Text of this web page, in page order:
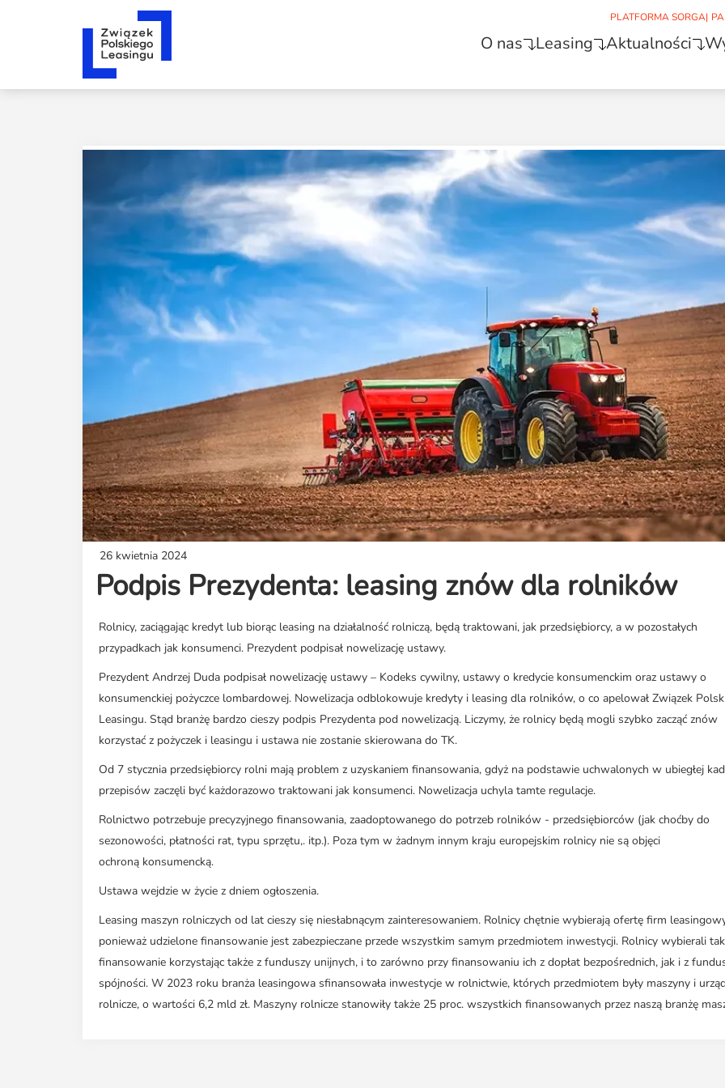
PLATFORMA SORGA|
O nas Leasing Aktualności
26 kwietnia 2024
Podpis Prezydenta: leasing znów dla rolników
Rolnicy, zaciągając kredyt lub biorąc leasing na działalność rolniczą, będą traktowani, jak przedsiębiorcy, a w pozostałych
przypadkach jak konsumenci. Prezydent podpisał nowelizację ustawy.
Prezydent Andrzej Duda podpisał nowelizację ustawy – Kodeks cywilny, ustawy o kredycie konsumenckim oraz ustawy o
konsumenckiej pożyczce lombardowej. Nowelizacja odblokowuje kredyty i leasing dla rolników, o co apelował Związek
Leasingu. Stąd branżę bardzo cieszy podpis Prezydenta pod nowelizacją. Liczymy, że rolnicy będą mogli szybko zacząć znów
korzystać z pożyczek i leasingu i ustawa nie zostanie skierowana do TK.
Od 7 stycznia przedsiębiorcy rolni mają problem z uzyskaniem finansowania, gdyż na podstawie uchwalonych w ubiegłej
przepisów zaczęli być każdorazowo traktowani jak konsumenci. Nowelizacja uchyla tamte regulacje.
Rolnictwo potrzebuje precyzyjnego finansowania, zaadoptowanego do potrzeb rolników - przedsiębiorców (jak choćby do
sezonowości, płatności rat, typu sprzętu,. itp.). Poza tym w żadnym innym kraju europejskim rolnicy nie są objęci
ochroną konsumencką.
Ustawa wejdzie w życie z dniem ogłoszenia.
Leasing maszyn rolniczych od lat cieszy się niesłabnącym zainteresowaniem. Rolnicy chętnie wybierają ofertę firm
ponieważ udzielone finansowanie jest zabezpieczane przede wszystkim samym przedmiotem inwestycji. Rolnicy wybierali
finansowanie korzystając także z funduszy unijnych, i to zarówno przy finansowaniu ich z dopłat bezpośrednich, jak i z
spójności. W 2023 roku branża leasingowa sfinansowała inwestycje w rolnictwie, których przedmiotem były maszyny i
rolnicze, o wartości 6,2 mld zł. Maszyny rolnicze stanowiły także 25 proc. wszystkich finansowanych przez naszą branżę